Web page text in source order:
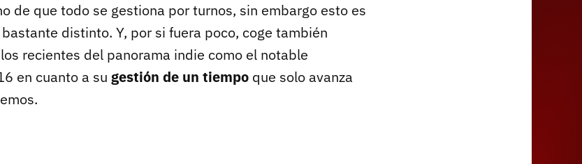
de que todo se gestiona por turnos, sin embargo esto es
distinto. Y, por si fuera poco, coge también
recientes del panorama indie como el notable
en cuanto a su gestión de un tiempo que solo avanza